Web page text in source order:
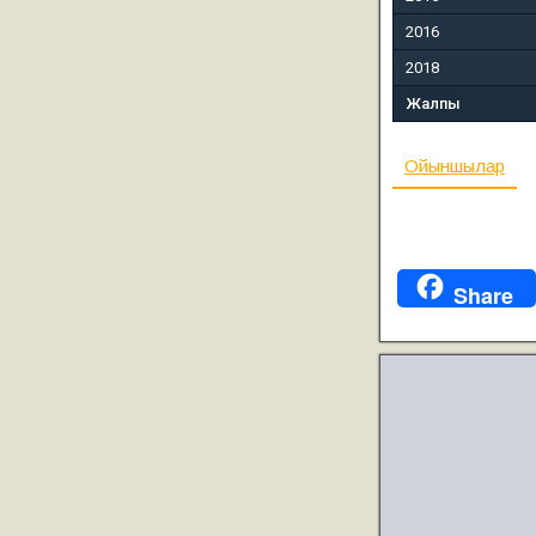
2016
2018
Жалпы
Ойыншылар
Share